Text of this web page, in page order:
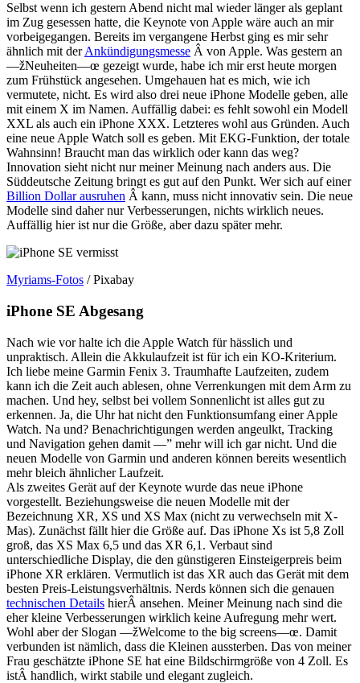
Selbst wenn ich gestern Abend nicht mal wieder länger als geplant
im Zug gesessen hatte, die Keynote von Apple wäre auch an mir
vorbeigegangen. Bereits im vergangene Herbst ging es mir sehr
ähnlich mit derAnkündigungsmesse Â von Apple. Was gestern an
—žNeuheiten—œ gezeigt wurde, habe ich mir erst heute morgen
zum Frühstück angesehen. Umgehauen hat es mich, wie ich
vermutete, nicht. Es wird also drei neue iPhone Modelle geben, alle
mit einem X im Namen. Auffällig dabei: es fehlt sowohl ein Modell
XXL als auch ein iPhone XXX. Letzteres wohl aus Gründen. Auch
eine neue Apple Watch soll es geben. Mit EKG-Funktion, der totale
Wahnsinn! Braucht man das wirklich oder kann das weg?
Innovation sieht nicht nur meiner Meinung nach anders aus. Die
Süddeutsche Zeitung bringt es gut auf den Punkt. Wer sich auf einer
Billion Dollar ausruhen Â kann, muss nicht innovativ sein. Die neue
Modelle sind daher nur Verbesserungen, nichts wirklich neues.
Auffällig hier ist nur die Größe, aber dazu später mehr.
Myriams-Fotos / Pixabay
iPhone SE Abgesang
Nach wie vor halte ich die Apple Watch für hässlich und
unpraktisch. Allein die Akkulaufzeit ist für ich ein KO-Kriterium.
Ich liebe meine Garmin Fenix 3. Traumhafte Laufzeiten, zudem
kann ich die Zeit auch ablesen, ohne Verrenkungen mit dem Arm zu
machen. Und hey, selbst bei vollem Sonnenlicht ist alles gut zu
erkennen. Ja, die Uhr hat nicht den Funktionsumfang einer Apple
Watch. Na und? Benachrichtigungen werden angeulkt, Tracking
und Navigation gehen damit —” mehr will ich gar nicht. Und die
neuen Modelle von Garmin und anderen können bereits wesentlich
mehr bleich ähnlicher Laufzeit.
Als zweites Gerät auf der Keynote wurde das neue iPhone
vorgestellt. Beziehungsweise die neuen Modelle mit der
Bezeichnung XR, XS und XS Max (nicht zu verwechseln mit X-
Mas). Zunächst fällt hier die Größe auf. Das iPhone Xs ist 5,8 Zoll
groß, das XS Max 6,5 und das XR 6,1. Verbaut sind
unterschiedliche Display, die den günstigeren Einsteigerpreis beim
iPhone XR erklären. Vermutlich ist das XR auch das Gerät mit dem
besten Preis-Leistungsverhältnis. Nerds können sich die genauen
technischen Details hierÂ ansehen. Meiner Meinung nach sind die
eher kleine Verbesserungen wirklich keine Aufregung mehr wert.
Wohl aber der Slogan —žWelcome to the big screens—œ. Damit
verbunden ist nämlich, dass die Kleinen aussterben. Das von meiner
Frau geschätzte iPhone SE hat eine Bildschirmgröße von 4 Zoll. Es
istÂ handlich, wirkt stabile und elegant zugleich.